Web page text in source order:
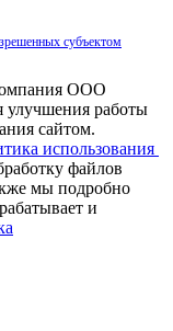
субъектом
ООО
работы
сайтом.
использования
файлов
мы подробно
и